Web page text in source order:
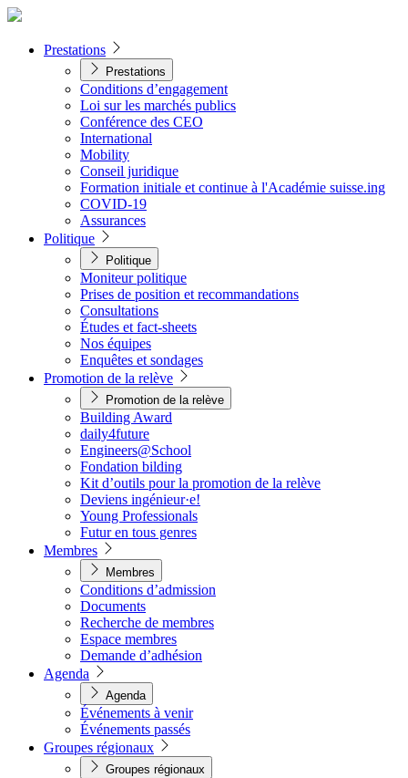
Prestations
Prestations
Conditions d’engagement
Loi sur les marchés publics
Conférence des CEO
International
Mobility
Conseil juridique
Formation initiale et continue à l'Académie suisse.ing
COVID-19
Assurances
Politique
Politique
Moniteur politique
Prises de position et recommandations
Consultations
Études et fact-sheets
Nos équipes
Enquêtes et sondages
Promotion de la relève
Promotion de la relève
Building Award
daily4future
Engineers@School
Fondation bilding
Kit d’outils pour la promotion de la relève
Deviens ingénieur·e!
Young Professionals
Futur en tous genres
Membres
Membres
Conditions d’admission
Documents
Recherche de membres
Espace membres
Demande d’adhésion
Agenda
Agenda
Événements à venir
Événements passés
Groupes régionaux
Groupes régionaux